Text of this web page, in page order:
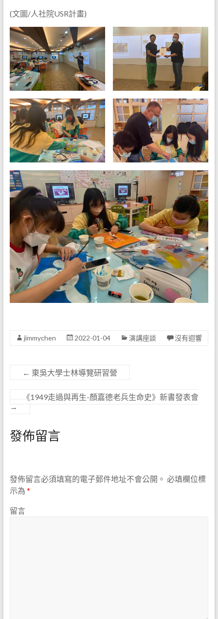
(文圖/人社院USR計畫)
jimmychen 2022-01-04 演講座談 沒有迴響
← 東吳大學士林導覽研習營
《1949走過與再生-顏嘉德老兵生命史》新書發表會
→
發佈留言
發佈留言必須填寫的電子郵件地址不會公開。 必填欄位標
示為 *
留言